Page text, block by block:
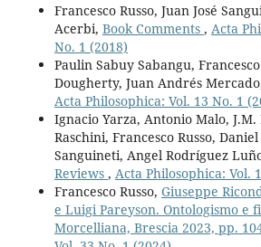
Francesco Russo, Juan José
Acerbi, Book Comments , Acta
No. 1 (2018)
Paulin Sabuy Sabangu, Francesco
Dougherty, Juan Andrés
Acta Philosophica: Vol. 13 No. 1
Ignacio Yarza, Antonio Malo,
Raschini, Francesco Russo,
Sanguineti, Angel Rodríguez
Reviews , Acta Philosophica: Vol.
Francesco Russo, Giuseppe
e Luigi Pareyson. Ontologismo e
Morcelliana, Brescia 2023, pp.